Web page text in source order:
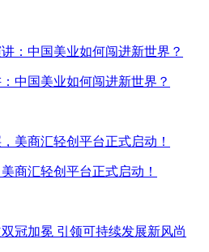
中国美业如何闯进新世界？
商汇轻创平台正式启动！